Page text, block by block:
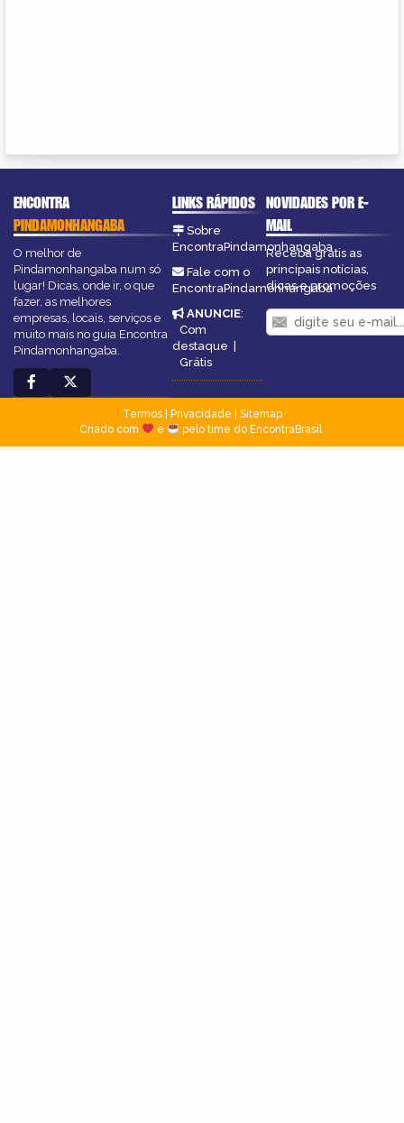
ENCONTRA
PINDAMONHANGABA
O melhor de
Pindamonhangaba num só
lugar! Dicas, onde ir, o que
fazer, as melhores
empresas, locais, serviços e
muito mais no guia Encontra
Pindamonhangaba.
LINKS RÁPIDOS
Sobre
EncontraPindamonhangaba
Fale com o
EncontraPindamonhangaba
ANUNCIE:
Com
destaque |
Grátis
NOVIDADES POR E-
MAIL
Receba grátis as
principais notícias,
dicas e promoções
Termos| Privacidade
Sitemap
Criado com
e pelo time do EncontraBrasil